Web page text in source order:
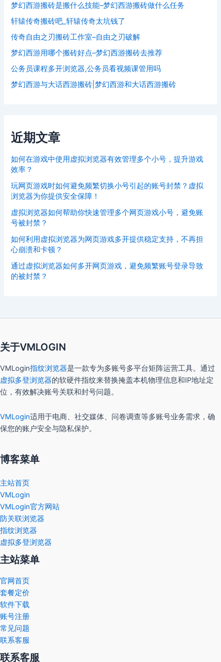
梦幻西游搬砖是搬什么技能–梦幻西游搬砖做什么任务
轩辕传奇搬砖吧_轩辕传奇太坑钱了
传奇自由之刃搬砖工作室–自由之刃破解
梦幻西游用哪个搬砖好点–梦幻西游搬砖去推荐
公务员课程多开浏览器,公务员看视频课管用吗
梦幻西游与大话西游搬砖|梦幻西游和大话西游搬砖
近期文章
如何在游戏中使用虚拟浏览器有效管理多个小号，提升游戏
效率？
玩网页游戏时如何避免频繁切换小号引起的账号封禁？虚拟
浏览器为你提供安全保障！
虚拟浏览器如何帮助你快速管理多个网页游戏小号，避免账
号被封禁？
如何利用虚拟浏览器为网页游戏多开提供稳定支持，不再担
心崩溃和卡顿？
通过虚拟浏览器如何多开网页游戏，避免频繁账号登录导致
的被封禁？
关于VMLOGIN
VMLogin指纹浏览器是一款专为多账号多平台矩阵运营工具。通过
虚拟多登浏览器的软硬件指纹来替换掩盖本机物理信息和IP地址定
位，有效解决账号关联和封号问题。
VMLogin适用于电商、社交媒体、问卷调查等多账号业务需求，确
保您的账户安全与隐私保护。
博客菜单
主站首页
VMLogin
VMLogin官方网站
防关联浏览器
指纹浏览器
虚拟多登浏览器
主站菜单
官网首页
套餐定价
软件下载
账号注册
常见问题
联系客服
联系客服